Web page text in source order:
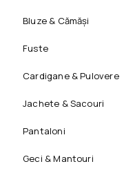
Bluze & Cămăși
Fuste
Cardigane & Pulovere
Jachete & Sacouri
Pantaloni
Geci & Mantouri